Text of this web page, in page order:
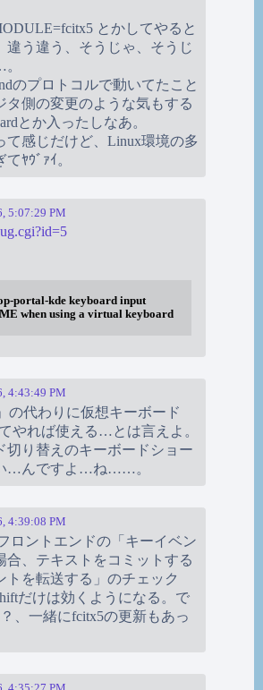
とかしてやると
違う違う、そうじゃ、そうじ
のプロトコルで動いてたこと
タ側の変更のような気もする
とか入ったしなあ。
て感じだけど、Linux環境の多
ﾔｳﾞｧｲ。
5:07:29 PM
portal-kde keyboard input
when using a virtual keyboard
4:43:49 PM
の代わりに仮想キーボード
やれば使える…とは言えよ。
切り替えのキーボードショー
…んですよ…ね……。
4:39:08 PM
ロントエンドの「キーイベン
合、テキストをコミットする
トを転送する」のチェック
だけは効くようになる。で
、一緒にfcitx5の更新もあっ